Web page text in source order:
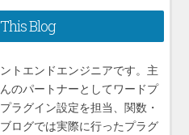
Blog
トエンドエンジニアです。主
のパートナーとしてワードプ
ラグイン設定を担当、関数・
ログでは実際に行ったプラグ